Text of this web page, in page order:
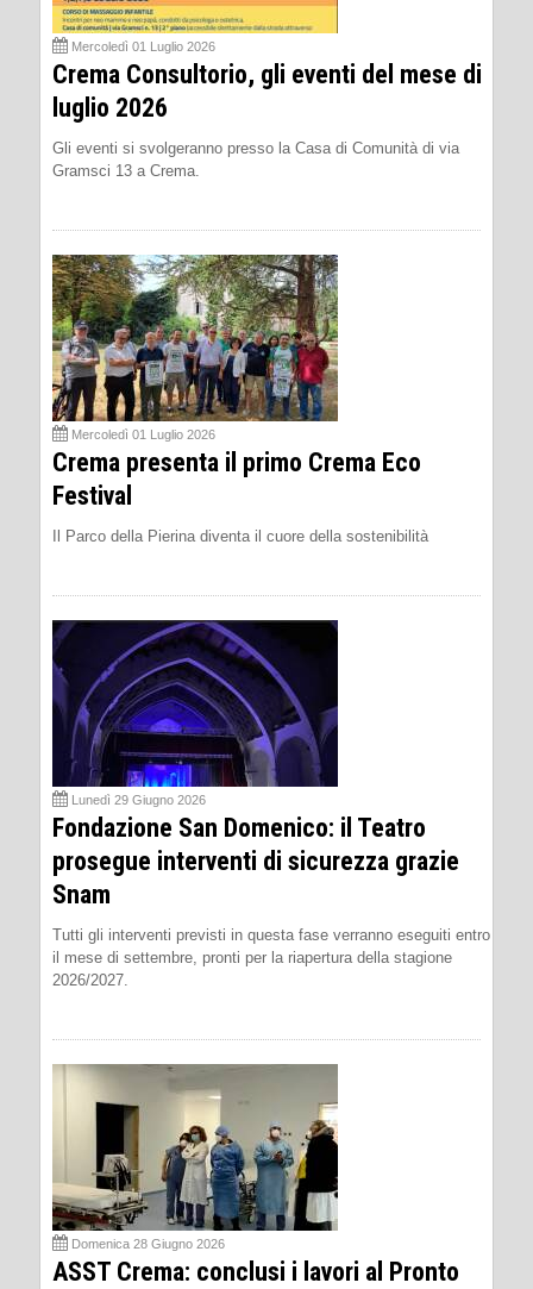
Mercoledì 01 Luglio 2026
Crema Consultorio, gli eventi del mese di
luglio 2026
Gli eventi si svolgeranno presso la Casa di Comunità di via
Gramsci 13 a Crema.
Mercoledì 01 Luglio 2026
Crema presenta il primo Crema Eco
Festival
Il Parco della Pierina diventa il cuore della sostenibilità
Lunedì 29 Giugno 2026
Fondazione San Domenico: il Teatro
prosegue interventi di sicurezza grazie
Snam
Tutti gli interventi previsti in questa fase verranno eseguiti entro
il mese di settembre, pronti per la riapertura della stagione
2026/2027.
Domenica 28 Giugno 2026
ASST Crema: conclusi i lavori al Pronto